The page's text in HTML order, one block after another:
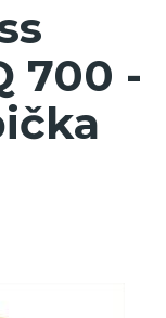
700 -